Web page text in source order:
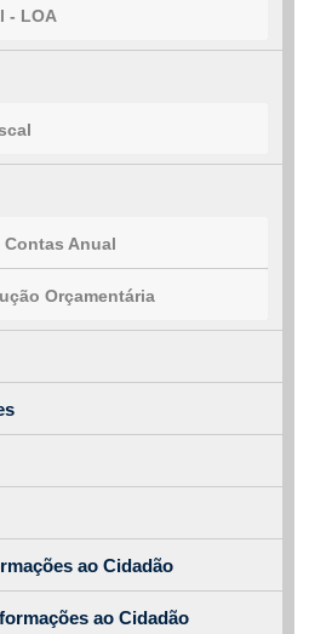
- LOA
Anual
Orçamentária
ao Cidadão
ao Cidadão